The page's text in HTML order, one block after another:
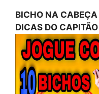
BICHO NA
DICAS DO CAPITÃO